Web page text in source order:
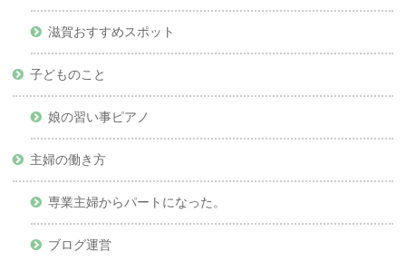
滋賀おすすめスポット
子どものこと
娘の習い事ピアノ
主婦の働き方
専業主婦からパートになった。
ブログ運営